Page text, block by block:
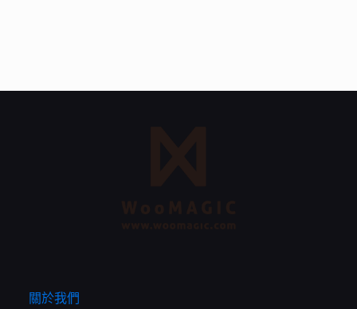
關於我們